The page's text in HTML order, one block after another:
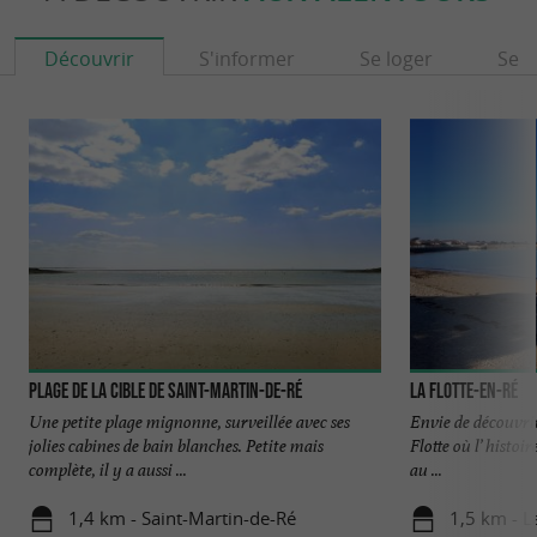
Découvrir S'informer Se loger Se
Plage de la Cible de Saint-Martin-de-Ré
Une petite plage mignonne, surveillée avec ses
jolies cabines de bain blanches. Petite mais
complète, il y a aussi ...
1,4 km - Saint-Martin-de-Ré
La Flotte-en-Ré
Envie de
Flotte où l’
au ...
1,5 km -